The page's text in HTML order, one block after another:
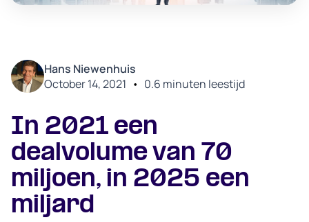
Hans Niewenhuis
October 14, 2021 • 0.6 minuten leestijd
In 2021 een
dealvolume van 70
miljoen, in 2025 een
miljard